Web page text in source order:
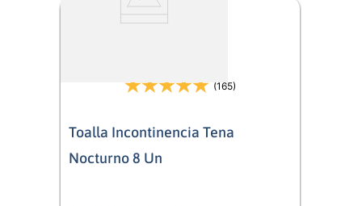
(165)
Toalla Incontinencia Tena
Nocturno 8 Un